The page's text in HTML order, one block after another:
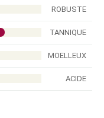
ROBUSTE
TANNIQUE
MOELLEUX
ACIDE